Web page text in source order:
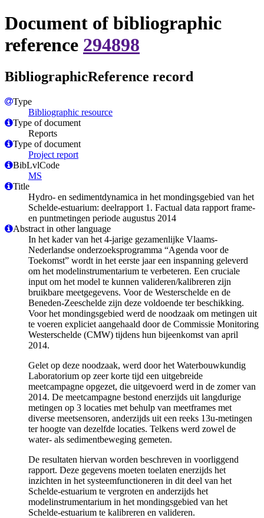
Document of bibliographic
reference 294898
BibliographicReference record
Type
Bibliographic resource
Type of document
Reports
Type of document
Project report
BibLvlCode
MS
Title
Hydro- en sedimentdynamica in het mondingsgebied van het
Schelde‐estuarium: deelrapport 1. Factual data rapport frame‐
en puntmetingen periode augustus 2014
Abstract in other language
In het kader van het 4-jarige gezamenlijke Vlaams-
Nederlandse onderzoeksprogramma “Agenda voor de
Toekomst” wordt in het eerste jaar een inspanning geleverd
om het modelinstrumentarium te verbeteren. Een cruciale
input om het model te kunnen valideren/kalibreren zijn
bruikbare meetgegevens. Voor de Westerschelde en de
Beneden-Zeeschelde zijn deze voldoende ter beschikking.
Voor het mondingsgebied werd de noodzaak om metingen uit
te voeren expliciet aangehaald door de Commissie Monitoring
Westerschelde (CMW) tijdens hun bijeenkomst van april
2014.
Gelet op deze noodzaak, werd door het Waterbouwkundig
Laboratorium op zeer korte tijd een uitgebreide
meetcampagne opgezet, die uitgevoerd werd in de zomer van
2014. De meetcampagne bestond enerzijds uit langdurige
metingen op 3 locaties met behulp van meetframes met
diverse meetsensoren, anderzijds uit een reeks 13u-metingen
ter hoogte van dezelfde locaties. Telkens werd zowel de
water- als sedimentbeweging gemeten.
De resultaten hiervan worden beschreven in voorliggend
rapport. Deze gegevens moeten toelaten enerzijds het
inzichten in het systeemfunctioneren in dit deel van het
Schelde-estuarium te vergroten en anderzijds het
modelinstrumentarium in het mondingsgebied van het
Schelde-estuarium te kalibreren en valideren.